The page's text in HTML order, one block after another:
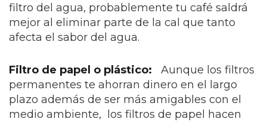
filtro del agua, probablemente tu café saldrá
mejor al eliminar parte de la cal que tanto
afecta el sabor del agua.
Filtro de papel o plástico: Aunque los filtros
permanentes te ahorran dinero en el largo
plazo además de ser más amigables con el
medio ambiente, los filtros de papel hacen